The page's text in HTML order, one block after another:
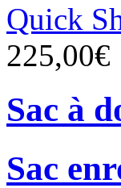
Quick
225,00€
Sac à
Sac